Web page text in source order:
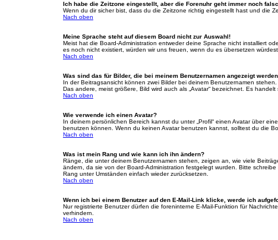
Ich habe die Zeitzone eingestellt, aber die Forenuhr geht immer noch
Wenn du dir sicher bist, dass du die Zeitzone richtig eingestellt hast und die
Nach oben
Meine Sprache steht auf diesem Board nicht zur Auswahl!
Meist hat die Board-Administration entweder deine Sprache nicht installiert
es noch nicht existiert, würden wir uns freuen, wenn du es übersetzen
Nach oben
Was sind das für Bilder, die bei meinem Benutzernamen angezeigt
In der Beitragsansicht können zwei Bilder bei deinem Benutzernamen
Das andere, meist größere, Bild wird auch als „Avatar“ bezeichnet. Es
Nach oben
Wie verwende ich einen Avatar?
In deinem persönlichen Bereich kannst du unter „Profil“ einen Avatar über
benutzen können. Wenn du keinen Avatar benutzen kannst, solltest du die
Nach oben
Was ist mein Rang und wie kann ich ihn ändern?
Ränge, die unter deinem Benutzernamen stehen, zeigen an, wie viele
ändern, da sie von der Board-Administration festgelegt wurden. Bitte
Rang unter Umständen einfach wieder zurücksetzen.
Nach oben
Wenn ich bei einem Benutzer auf den E-Mail-Link klicke, werde ich
Nur registrierte Benutzer dürfen die foreninterne E-Mail-Funktion für
verhindern.
Nach oben